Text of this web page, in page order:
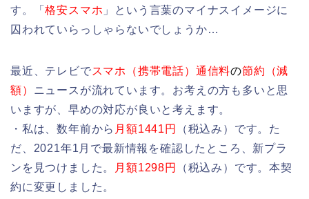
す。「格安スマホ 」という言葉のマイナスイメージに
囚われていらっしゃらないでしょうか…
最近、テレビでスマホ（携帯電話）通信料の節約（減
額） ニュースが流れています。お考えの方も多いと思
いますが、早めの対応が良いと考えます。
・私は、数年前から 月額1441円
（税込み）です。た
だ、2021年1月で最新情報を確認したところ、新プラ
ンを見つけました。
月額1298円
（税込み）です。本契
約に変更しました。